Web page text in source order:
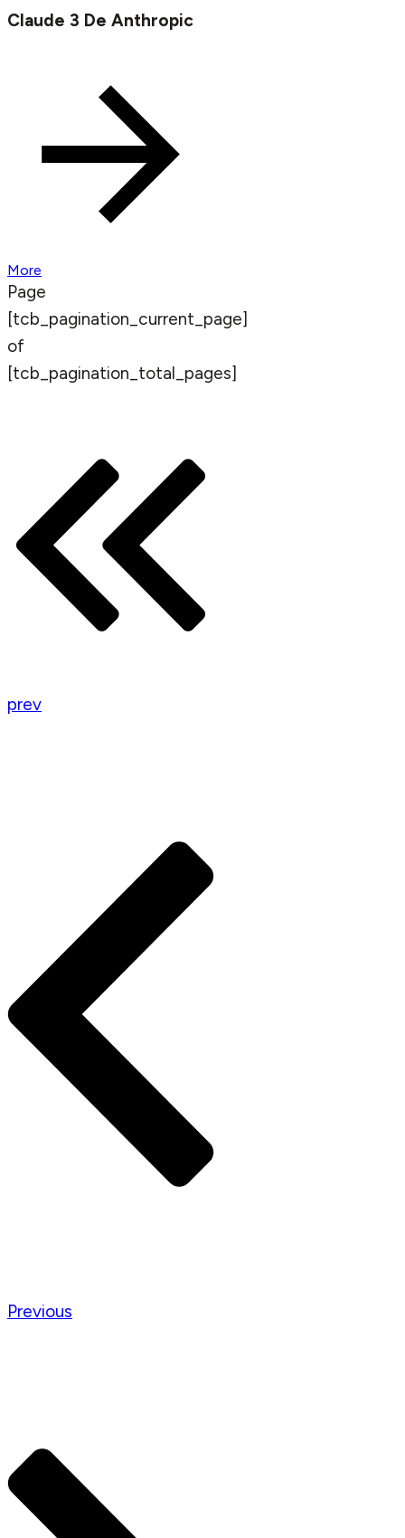
Claude 3 De Anthropic
More
Page
[tcb_pagination_current_page]
of
[tcb_pagination_total_pages]
prev
Previous